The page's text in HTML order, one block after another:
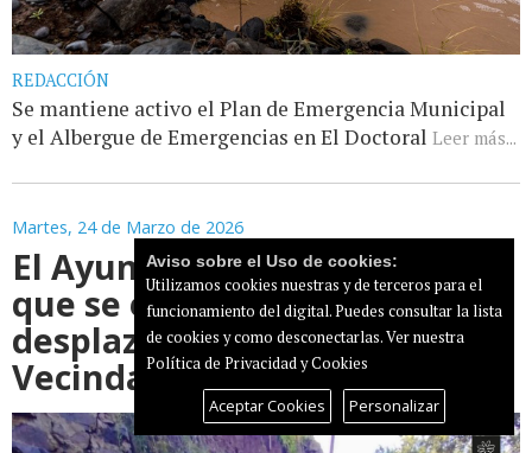
REDACCIÓN
Se mantiene activo el Plan de Emergencia Municipal
y el Albergue de Emergencias en El Doctoral Leer más...
Martes, 24 de Marzo de 2026
El Ayuntamiento recomienda
que se eviten los
desplazamientos entre
Vecindario y la zona alta
Aviso sobre el Uso de cookies:
Utilizamos cookies nuestras y de terceros para el
funcionamiento del digital. Puedes consultar la lista
de cookies y como desconectarlas.Ver nuestra
Política de Privacidad y Cookies
Aceptar Cookies Personalizar